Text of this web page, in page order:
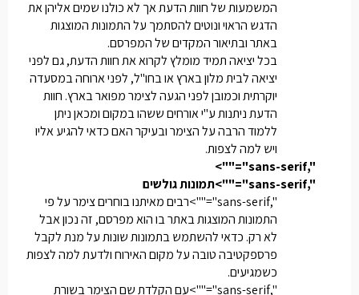
המשמעות של חוות הדעת אך לא כולנו שמים אליהן את
הדגש הראוי ונוטים להסתמך על התמונות המוצגות
באתר ובתיאור המקדים של המפרסם.
בכל יציאה תמיד מומלץ לקרוא את חוות הדעת, גם לפני
יציאה לבית מלון בארץ או בחו"ל, לפני ארוחה במסעדה
יוקרתית וכמובן לפני הגעה לצימר מפואר בארץ. חוות
הדעת ניתנות ע"י אורחים ששהו במקום ומכאן ניתן
ללמוד הרבה על הצימר ובעיקר האם כדאי להגיע אליו
ויש למה לצפות.
",sans-serif"="">
",sans-serif"="">תמונות גולשים
",sans-serif"="">רבים מאיתנו בוחרים צימר על פי
התמונות המוצגות באתר בו הוא מפרסם, זה נכון אבל
לא רק. כדאי להשתמש בתמונות שונות על מנת לקבל
פרספקטיבה טובה על מקום האירוח ולדעת למה לצפות
כשמגיעים.
",sans-serif"="">עם הקלדת שם הצימר בשורת